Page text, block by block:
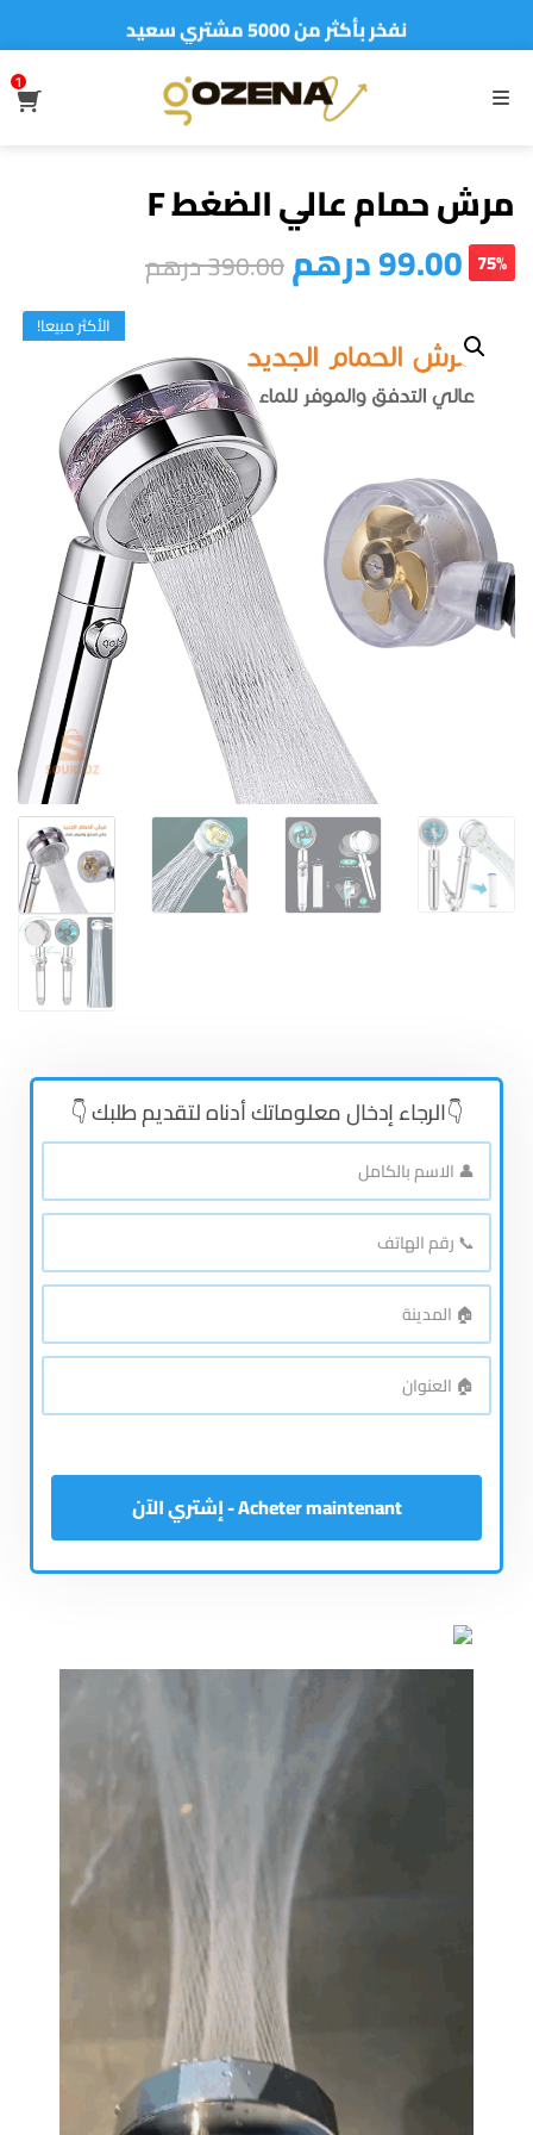
نفخر بأكثر من 5000 مشتري سعيد
MENU
1
مرش حمام عالي الضغط F
99.00درهم390.00درهم 75%
الأكثر مبيعا!
👇الرجاء إدخال معلوماتك أدناه لتقديم طلبك 👇
👤
الاسم
بالكامل*
📞
رقم
الهاتف*
🏠
المدينة*
🏠
العنوان*
Acheter maintenant - إشتري الآن